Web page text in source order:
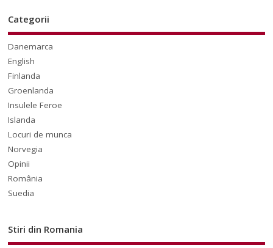
Categorii
Danemarca
English
Finlanda
Groenlanda
Insulele Feroe
Islanda
Locuri de munca
Norvegia
Opinii
România
Suedia
Stiri din Romania